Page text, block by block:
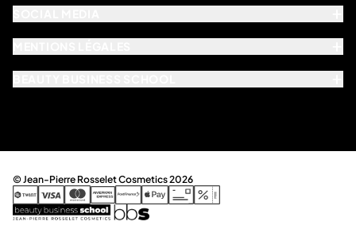
© Jean-Pierre Rosselet Cosmetics 2026